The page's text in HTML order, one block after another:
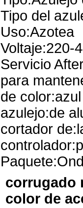
Tipo del
Uso:Azotea
Voltaje:220-
Servicio
para
de
azulejo:de
cortador
corrugado
color de